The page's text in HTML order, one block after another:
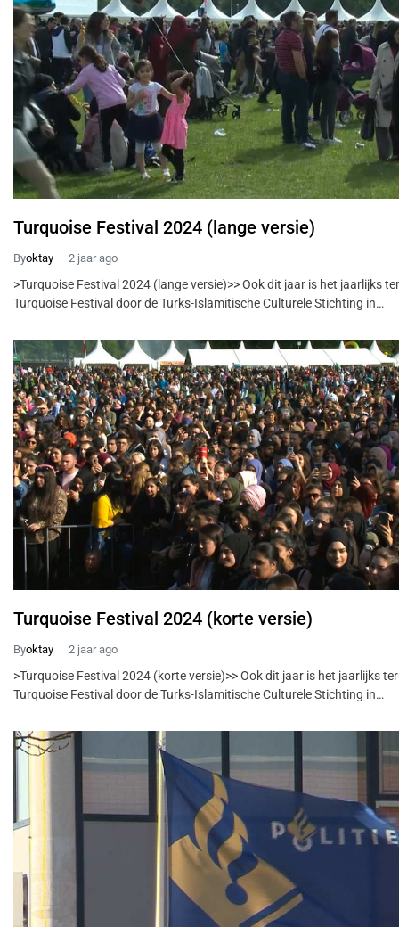
Turquoise Festival 2024 (lange versie)
Byoktay 2 jaar ago
>Turquoise Festival 2024 (lange versie)>> Ook dit jaar is het jaarlijks
Turquoise Festival door de Turks-Islamitische Culturele Stichting in…
Turquoise Festival 2024 (korte versie)
Byoktay 2 jaar ago
>Turquoise Festival 2024 (korte versie)>> Ook dit jaar is het jaarlijks
Turquoise Festival door de Turks-Islamitische Culturele Stichting in…